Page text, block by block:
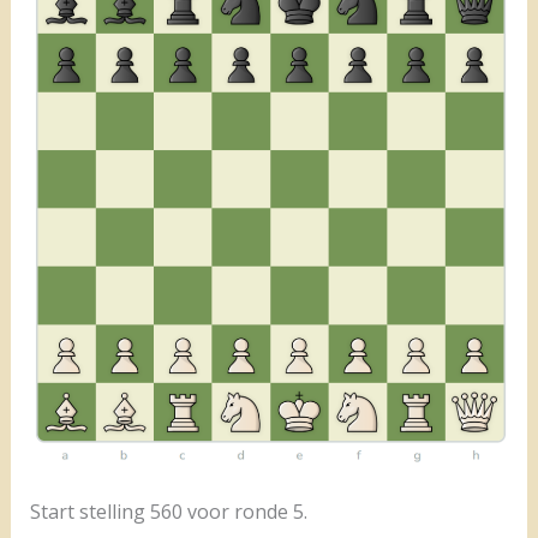
Start stelling 560 voor ronde 5.